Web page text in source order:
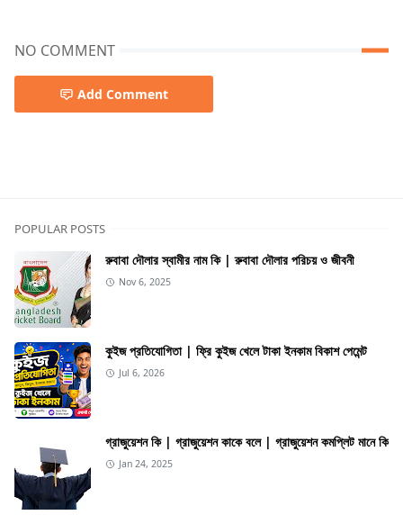
NO COMMENT
Add Comment
POPULAR POSTS
রুবাবা দৌলার স্বামীর নাম কি | রুবাবা দৌলার পরিচয় ও জীবনী
Nov 6, 2025
কুইজ প্রতিযোগিতা | ফ্রি কুইজ খেলে টাকা ইনকাম বিকাশ পেমেন্ট
Jul 6, 2026
গ্রাজুয়েশন কি | গ্রাজুয়েশন কাকে বলে | গ্রাজুয়েশন কমপ্লিট মানে কি
Jan 24, 2025